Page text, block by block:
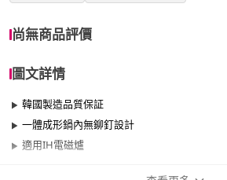
尚無商品評價
圖文詳情
韓國製造品質保証
一體成形鍋內無鉚釘設計
適用IH電磁爐